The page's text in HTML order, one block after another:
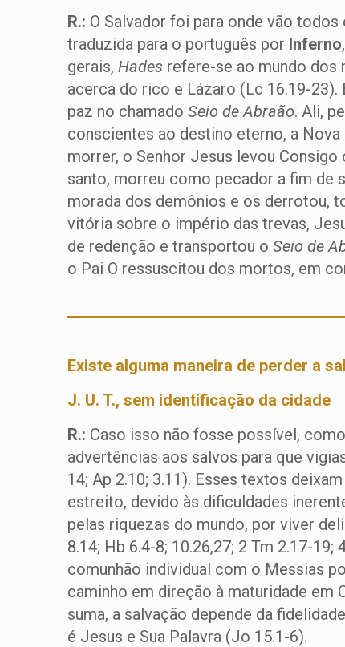
R.: O Salvador foi para onde vão
traduzida para o português por Inferno
gerais, Hades refere-se ao mundo dos
acerca do rico e Lázaro (Lc 16.19-
paz no chamado Seio de Abraão. Ali,
conscientes ao destino eterno, a
morrer, o Senhor Jesus levou
santo, morreu como pecador a fim de
morada dos demônios e os derrotou,
vitória sobre o império das trevas,
de redenção e transportou o Seio de
o Pai O ressuscitou dos mortos, em
Existe alguma maneira de perder a
J. U. T., sem identificação da cidade
R.: Caso isso não fosse possível,
advertências aos salvos para que
14; Ap 2.10; 3.11). Esses textos
estreito, devido às dificuldades
pelas riquezas do mundo, por viver
8.14; Hb 6.4-8; 10.26,27; 2 Tm 2.17-
comunhão individual com o Messias
caminho em direção à maturidade em
suma, a salvação depende da
é Jesus e Sua Palavra (Jo 15.1-6).